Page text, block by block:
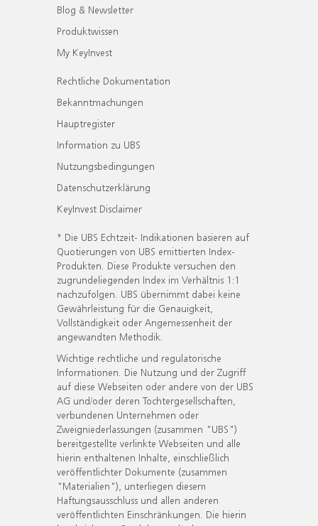
Blog & Newsletter
Produktwissen
My KeyInvest
Rechtliche Dokumentation
Bekanntmachungen
Hauptregister
Information zu UBS
Nutzungsbedingungen
Datenschutzerklärung
KeyInvest Disclaimer
* Die UBS Echtzeit- Indikationen basieren auf
Quotierungen von UBS emittierten Index-
Produkten. Diese Produkte versuchen den
zugrundeliegenden Index im Verhältnis 1:1
nachzufolgen. UBS übernimmt dabei keine
Gewährleistung für die Genauigkeit,
Vollständigkeit oder Angemessenheit der
angewandten Methodik.
Wichtige rechtliche und regulatorische
Informationen. Die Nutzung und der Zugriff
auf diese Webseiten oder andere von der UBS
AG und/oder deren Tochtergesellschaften,
verbundenen Unternehmen oder
Zweigniederlassungen (zusammen "UBS")
bereitgestellte verlinkte Webseiten und alle
hierin enthaltenen Inhalte, einschließlich
veröffentlichter Dokumente (zusammen
"Materialien"), unterliegen diesem
Haftungsausschluss und allen anderen
veröffentlichten Einschränkungen. Die hierin